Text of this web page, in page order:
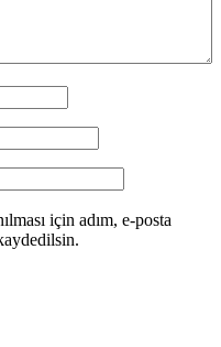
için adım, e-posta